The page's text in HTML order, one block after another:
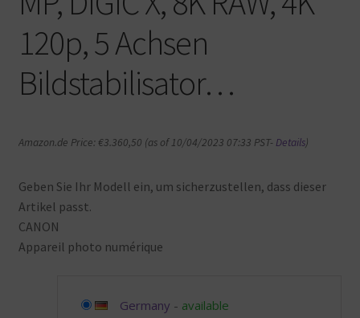
120p, 5 Achsen
Bildstabilisator…
Amazon.de Price: €3.360,50 (as of 10/04/2023 07:33 PST- Details)
Geben Sie Ihr Modell ein, um sicherzustellen, dass dieser
Artikel passt.
CANON
Appareil photo numérique
Germany - available